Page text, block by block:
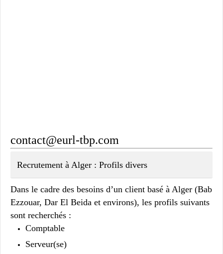
contact@eurl-tbp.com
Recrutement à Alger : Profils divers
Dans le cadre des besoins d’un client basé à Alger (Bab
Ezzouar, Dar El Beida et environs), les profils suivants
sont recherchés :
Comptable
Serveur(se)